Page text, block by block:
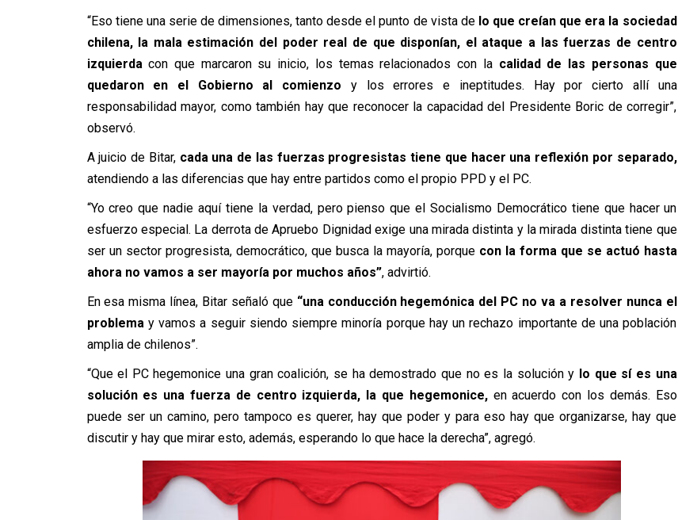
“Eso tiene una serie de dimensiones, tanto desde el punto de vista delo que creían que era la sociedad
chilena, la mala estimación del poder real de que disponían, el ataque a las fuerzas de centro
izquierdacon que marcaron su inicio, los temas relacionados con la calidad de las personas que
quedaron en el Gobierno al comienzo y los errores e ineptitudes. Hay por cierto allí una
responsabilidad mayor, como también hay que reconocer la capacidad del Presidente Boric de corregir”,
observó.
A juicio de Bitar, cada una de las fuerzas progresistas tiene que hacer una reflexión por separado,
atendiendo a las diferencias que hay entre partidos como el propio PPD y el PC.
“Yo creo que nadie aquí tiene la verdad, pero pienso que el Socialismo Democrático tiene que hacer un
esfuerzo especial. La derrota de Apruebo Dignidad exige una mirada distinta y la mirada distinta tiene que
ser un sector progresista, democrático, que busca la mayoría, porquecon la forma que se actuó hasta
ahora no vamos a ser mayoría por muchos años”, advirtió.
En esa misma línea, Bitar señalóque “una conducción hegemónica del PC no va a resolver nunca el
problemay vamos a seguir siendo siempre minoría porque hay un rechazo importante de una población
amplia de chilenos”.
“Que el PC hegemonice una gran coalición, se ha demostrado que no es la solución y lo que sí es una
solución es una fuerza de centro izquierda, la que hegemonice,en acuerdo con los demás. Eso
puede ser un camino, pero tampoco es querer, hay que poder y para eso hay que organizarse, hay que
discutir y hay que mirar esto, además, esperando lo que hace la derecha”, agregó.